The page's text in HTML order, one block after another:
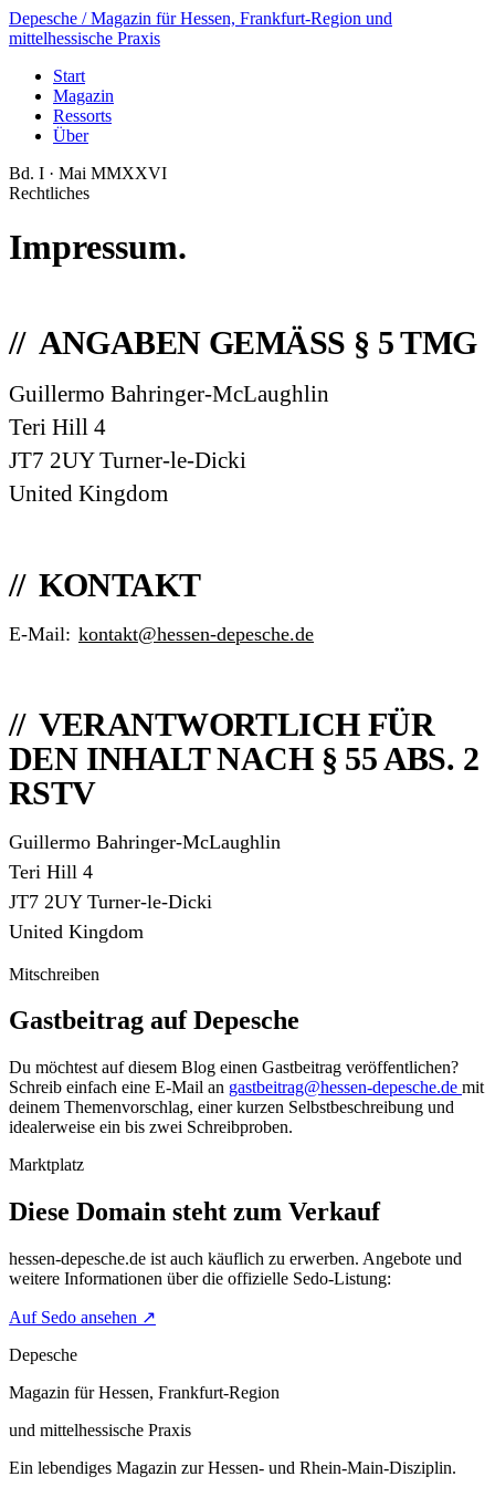
Depesche / Magazin für Hessen, Frankfurt-Region und
mittelhessische Praxis
Start
Magazin
Ressorts
Über
Bd. I · Mai MMXXVI
Rechtliches
Impressum.
ANGABEN GEMÄSS § 5 TMG
Guillermo Bahringer-McLaughlin
Teri Hill 4
JT7 2UY Turner-le-Dicki
United Kingdom
KONTAKT
E-Mail: kontakt@hessen-depesche.de
VERANTWORTLICH FÜR
DEN INHALT NACH § 55 ABS. 2
RSTV
Guillermo Bahringer-McLaughlin
Teri Hill 4
JT7 2UY Turner-le-Dicki
United Kingdom
Mitschreiben
Gastbeitrag auf Depesche
Du möchtest auf diesem Blog einen Gastbeitrag veröffentlichen?
Schreib einfach eine E-Mail an gastbeitrag@hessen-depesche.de mit
deinem Themenvorschlag, einer kurzen Selbstbeschreibung und
idealerweise ein bis zwei Schreibproben.
Marktplatz
Diese Domain steht zum Verkauf
hessen-depesche.de ist auch käuflich zu erwerben. Angebote und
weitere Informationen über die offizielle Sedo-Listung:
Auf Sedo ansehen ↗
Depesche
Magazin für Hessen, Frankfurt-Region
und mittelhessische Praxis
Ein lebendiges Magazin zur Hessen- und Rhein-Main-Disziplin.